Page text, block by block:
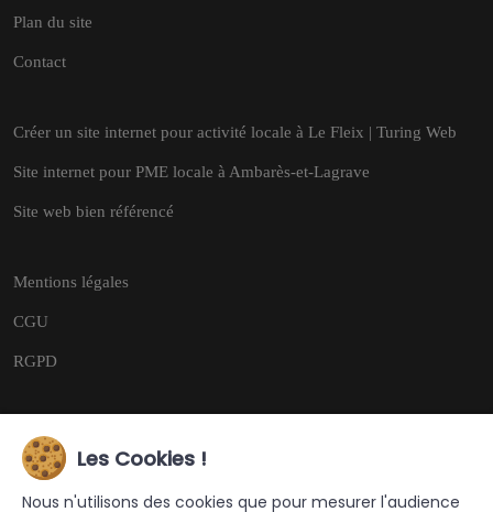
Plan du site
Contact
Créer un site internet pour activité locale à Le Fleix | Turing Web
Site internet pour PME locale à Ambarès-et-Lagrave
Site web bien référencé
Mentions légales
CGU
RGPD
Copyright © 2026
Les Cookies !
Nous n'utilisons des cookies que pour mesurer l'audience